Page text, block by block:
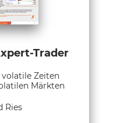
Trader
Zeiten
Märkten
Ries